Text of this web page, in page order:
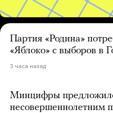
Партия «Родина»
«Яблоко» с выборов в
3 часа назад
Минцифры
несовершеннолетним